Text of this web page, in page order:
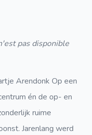
pas disponible
Arendonk Op een
én de op- en
ruime
Jarenlang werd